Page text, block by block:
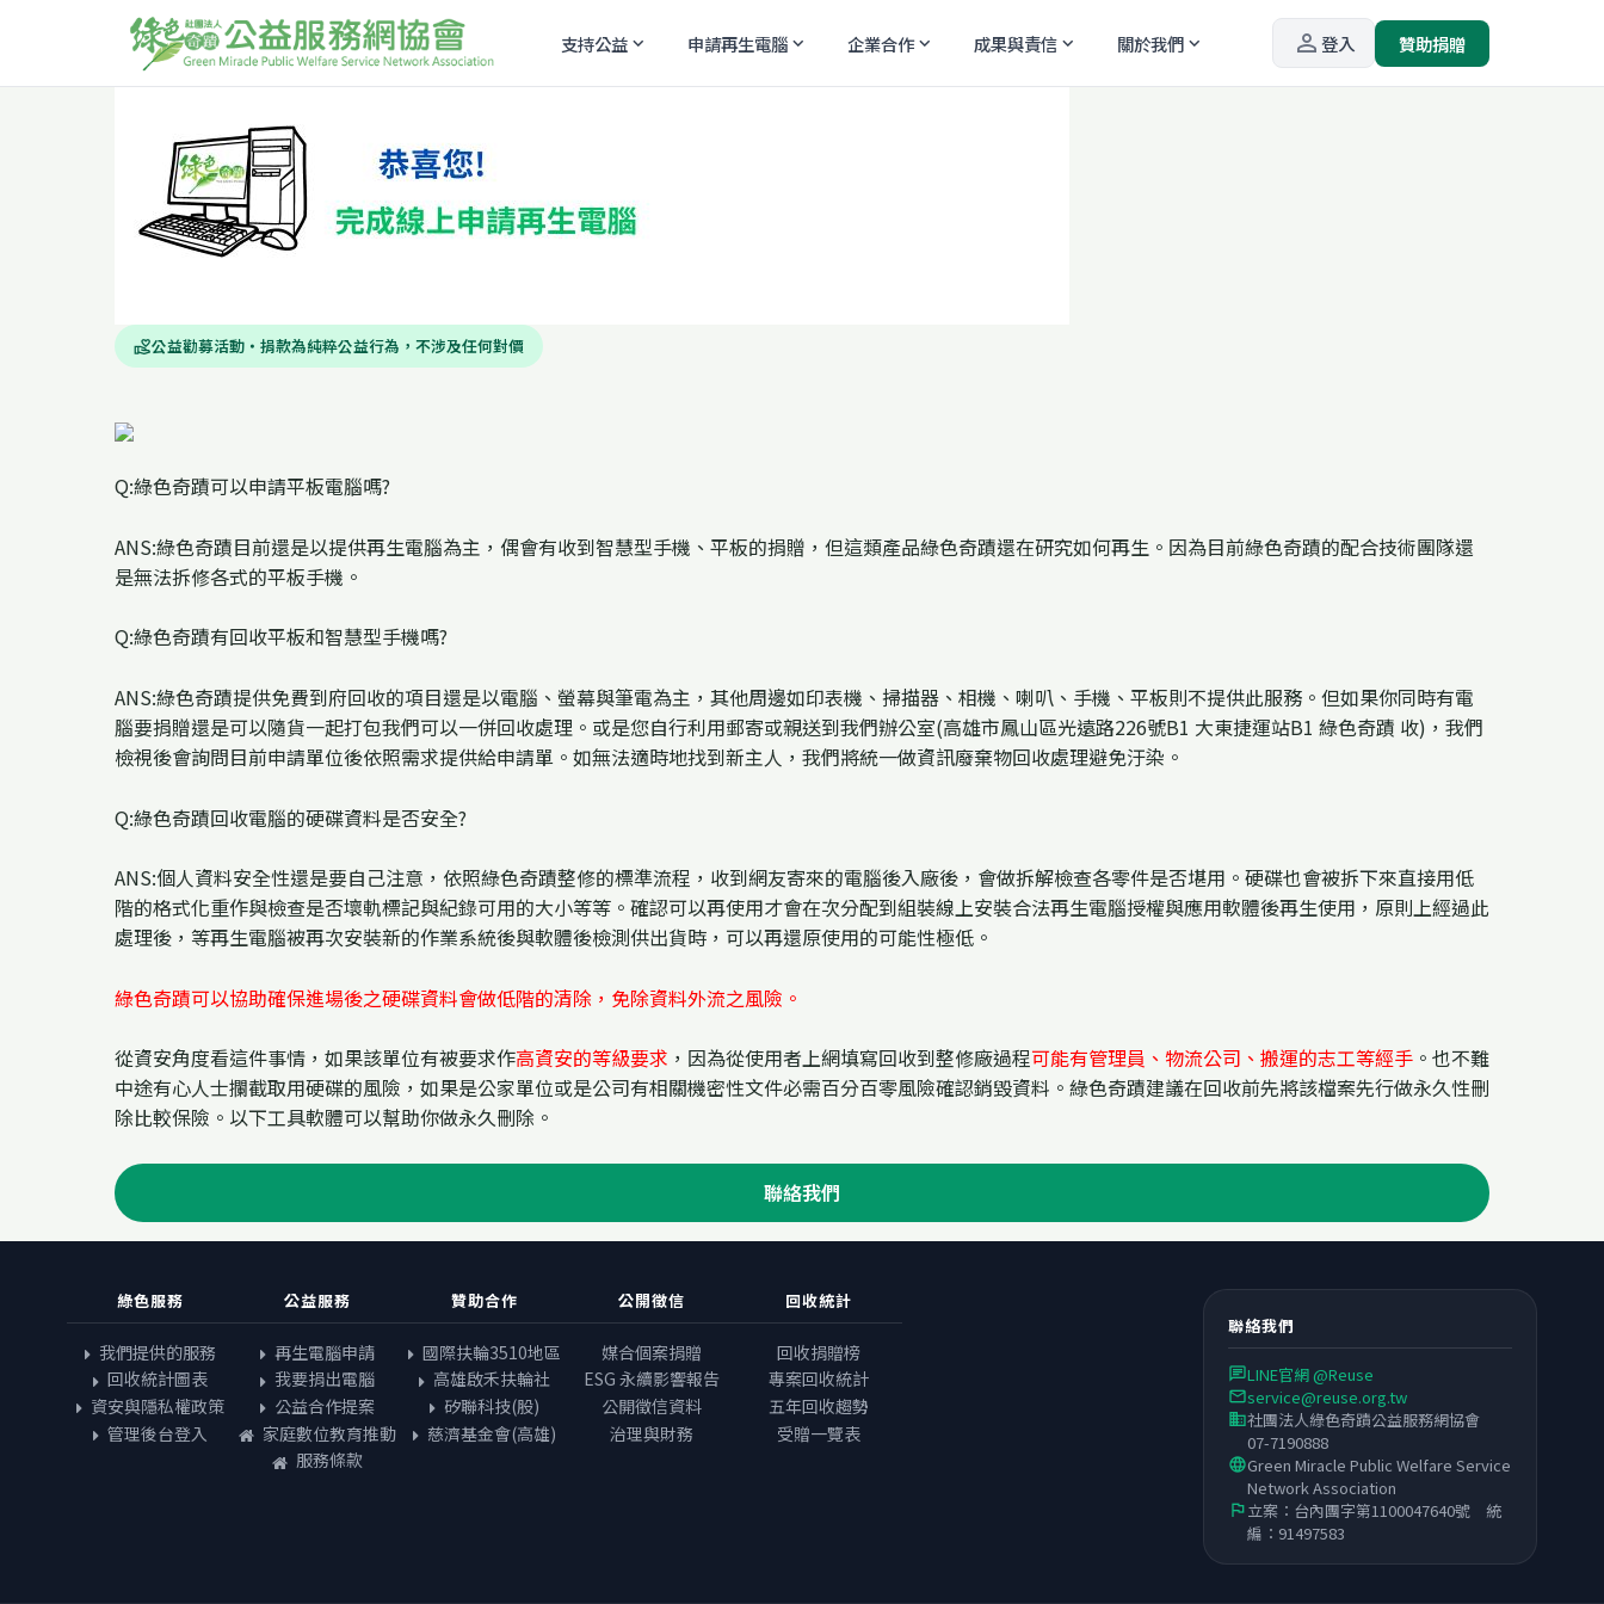
支持公益expand_more 申請再生電腦expand_more 企業合作expand_more 成果與責信expand_more 關於我們expand_more person_outline登入 贊助捐贈
volunteer_activism公益勸募活動・捐款為純粹公益行為，不涉及任何對價
Q:綠色奇蹟可以申請平板電腦嗎?
ANS:綠色奇蹟目前還是以提供再生電腦為主，偶會有收到智慧型手機、平板的捐贈，但這類產品綠色奇蹟還在研究如何再生。因為目前綠色奇蹟的配合技術團隊還
是無法拆修各式的平板手機。
Q:綠色奇蹟有回收平板和智慧型手機嗎?
ANS:綠色奇蹟提供免費到府回收的項目還是以電腦、螢幕與筆電為主，其他周邊如印表機、掃描器、相機、喇叭、手機、平板則不提供此服務。但如果你同時有電
腦要捐贈還是可以隨貨一起打包我們可以一併回收處理。或是您自行利用郵寄或親送到我們辦公室(高雄市鳳山區光遠路226號B1 大東捷運站B1 綠色奇蹟 收)，我們
檢視後會詢問目前申請單位後依照需求提供給申請單。如無法適時地找到新主人，我們將統一做資訊廢棄物回收處理避免汙染。
Q:綠色奇蹟回收電腦的硬碟資料是否安全?
ANS:個人資料安全性還是要自己注意，依照綠色奇蹟整修的標準流程，收到網友寄來的電腦後入廠後，會做拆解檢查各零件是否堪用。硬碟也會被拆下來直接用低
階的格式化重作與檢查是否壞軌標記與紀錄可用的大小等等。確認可以再使用才會在次分配到組裝線上安裝合法再生電腦授權與應用軟體後再生使用，原則上經過此
處理後，等再生電腦被再次安裝新的作業系統後與軟體後檢測供出貨時，可以再還原使用的可能性極低。
綠色奇蹟可以協助確保進場後之硬碟資料會做低階的清除，免除資料外流之風險。
從資安角度看這件事情，如果該單位有被要求作高資安的等級要求 ，因為從使用者上網填寫回收到整修廠過程可能有管理員、物流公司、搬運的志工等經手 。也不難
中途有心人士攔截取用硬碟的風險，如果是公家單位或是公司有相關機密性文件必需百分百零風險確認銷毀資料。綠色奇蹟建議在回收前先將該檔案先行做永久性刪
除比較保險。以下工具軟體可以幫助你做永久刪除。
聯絡我們
綠色服務
我們提供的服務
回收統計圖表
資安與隱私權政策
管理後台登入
公益服務
再生電腦申請
我要捐出電腦
公益合作提案
家庭數位教育推動
服務條款
贊助合作
國際扶輪3510地區
高雄啟禾扶輪社
矽聯科技(股)
慈濟基金會(高雄)
公開徵信
媒合個案捐贈
ESG 永續影響報告
公開徵信資料
治理與財務
回收統計
回收捐贈榜
專案回收統計
五年回收趨勢
受贈一覽表
聯絡我們
chatLINE官網 @Reuse
emailservice@reuse.org.tw
business社團法人綠色奇蹟公益服務網協會
07-7190888
languageGreen Miracle Public Welfare Service
Network Association
flag立案：台內團字第1100047640號 統
編：91497583